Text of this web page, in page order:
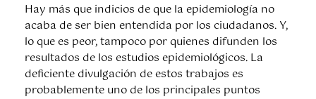
Hay más que indicios de que la epidemiología no
acaba de ser bien entendida por los ciudadanos. Y,
lo que es peor, tampoco por quienes difunden los
resultados de los estudios epidemiológicos. La
deficiente divulgación de estos trabajos es
probablemente uno de los principales puntos